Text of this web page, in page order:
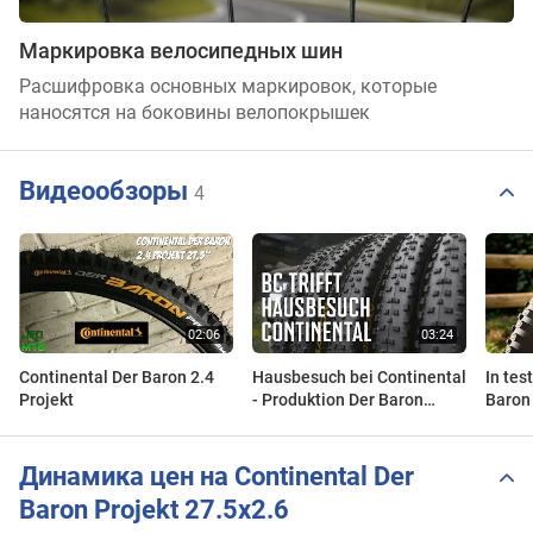
Маркировка велосипедных шин
Расшифровка основных маркировок, которые
наносятся на боковины велопокрышек
Видеообзоры 4
Continental Der Baron 2.4
Projekt
Hausbesuch bei Continental
- Produktion Der Baron
In
Динамика цен на Continental Der
Baron Projekt 27.5x2.6